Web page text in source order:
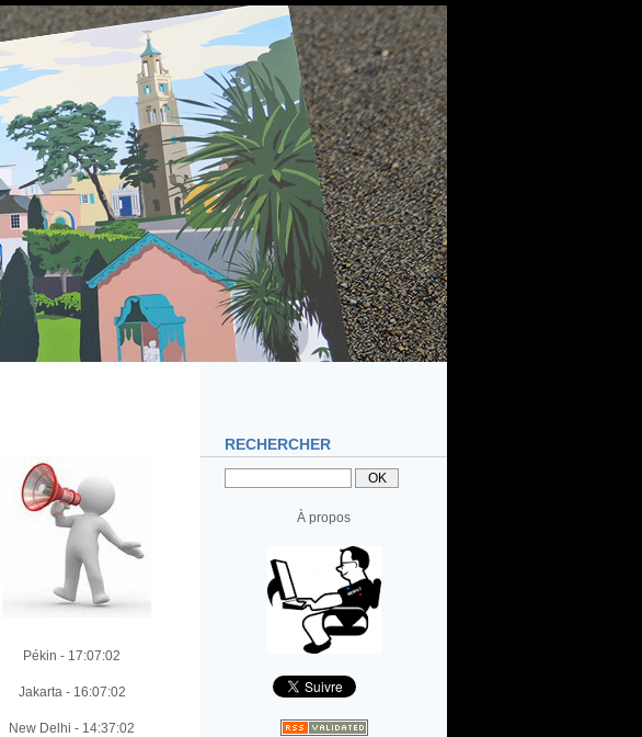
RECHERCHER
À propos
Pékin - 17:07:03
Jakarta- 16:07:03
New Delhi - 14:37:03